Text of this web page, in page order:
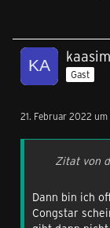
kaasim
Gast
21. Februar 2022 um
Zitat von
Dann bin ich
Congstar